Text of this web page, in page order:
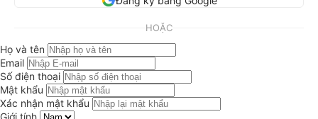
HOẶC
Họ và tên
Email
Số điện thoại
Mật khẩu
Xác nhận mật khẩu
Giới tính